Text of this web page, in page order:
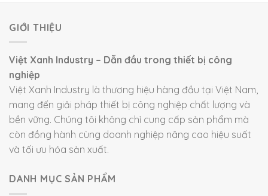
GIỚI THIỆU
Việt Xanh Industry – Dẫn đầu trong thiết bị công
nghiệp
Việt Xanh Industry là thương hiệu hàng đầu tại Việt Nam,
mang đến giải pháp thiết bị công nghiệp chất lượng và
bền vững. Chúng tôi không chỉ cung cấp sản phẩm mà
còn đồng hành cùng doanh nghiệp nâng cao hiệu suất
và tối ưu hóa sản xuất.
DANH MỤC SẢN PHẨM